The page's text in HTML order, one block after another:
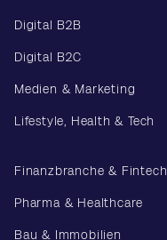
Digital B2B
Digital B2C
Medien & Marketing
Lifestyle, Health & Tech
Finanzbranche & Fintech
Pharma & Healthcare
Bau & Immobilien